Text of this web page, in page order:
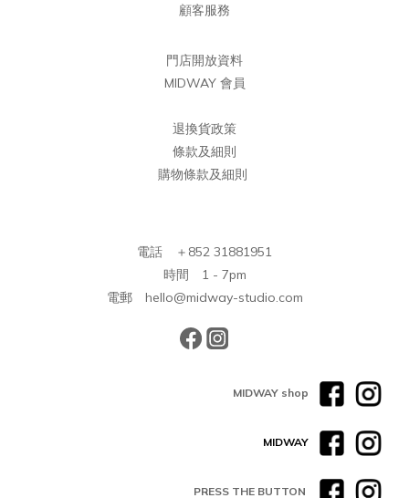
顧客服務
門店開放資料
MIDWAY 會員
退換貨政策
條款及細則
購物條款及細則
電話 ＋852 31881951
時間 1 - 7pm
電郵 hello@midway-studio.com
MIDWAY shop
MIDWAY
PRESS THE BUTTON